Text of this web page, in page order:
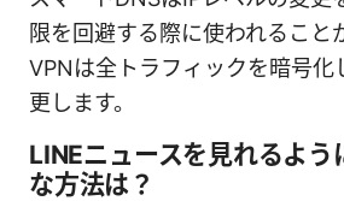
限を回避する際に使われること
VPNは全トラフィックを暗号化
更します。
LINEニュースを見れるよう
な方法は？